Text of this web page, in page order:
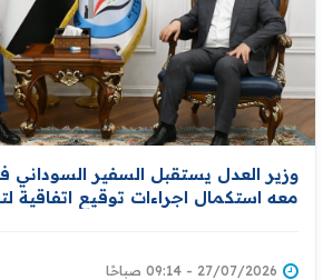
وزير العدل يستقبل السفير السوداني
معه استكمال اجراءات توقيع اتفاقية
27/07/2026 - 09:14 صباحًا